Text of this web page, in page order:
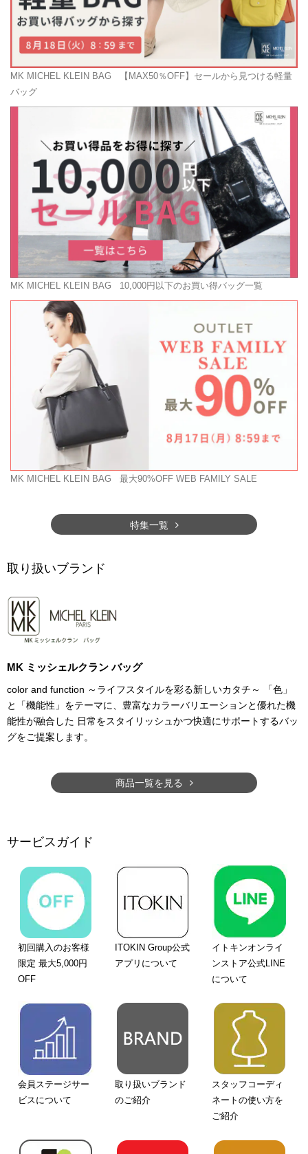
MK MICHEL KLEIN BAG 【MAX50％OFF】セールから見つける軽量
バッグ
MK MICHEL KLEIN BAG 10,000円以下のお買い得バッグ一覧
MK MICHEL KLEIN BAG 最大90%OFF WEB FAMILY SALE
特集一覧
取り扱いブランド
MK ミッシェルクラン バッグ
color and function ～ライフスタイルを彩る新しいカタチ～ 「色」
と「機能性」をテーマに、豊富なカラーバリエーションと優れた機
能性が融合した 日常をスタイリッシュかつ快適にサポートするバッ
グをご提案します。
商品一覧を見る
サービスガイド
初回購入のお客様
限定 最大5,000円
OFF
ITOKIN Group公式
アプリについて
イトキンオンライ
ンストア公式LINE
について
会員ステージサー
ビスについて
取り扱いブランド
のご紹介
スタッフコーディ
ネートの使い方を
ご紹介